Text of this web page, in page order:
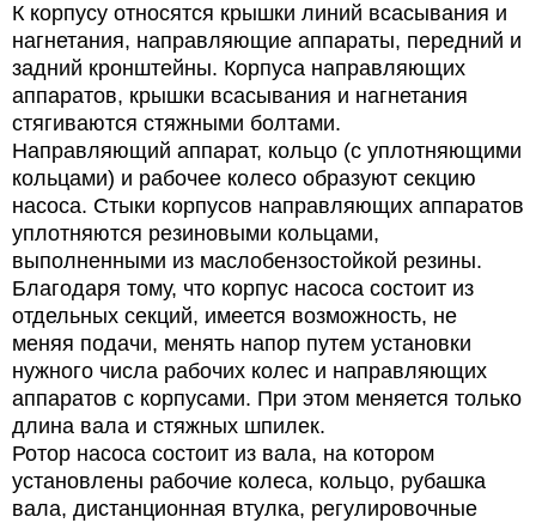
К корпусу относятся крышки линий всасывания и
нагнетания, направляющие аппараты, передний и
задний кронштейны. Корпуса направляющих
аппаратов, крышки всасывания и нагнетания
стягиваются стяжными болтами.
Направляющий аппарат, кольцо (с уплотняющими
кольцами) и рабочее колесо образуют секцию
насоса. Стыки корпусов направляющих аппаратов
уплотняются резиновыми кольцами,
выполненными из маслобензостойкой резины.
Благодаря тому, что корпус насоса состоит из
отдельных секций, имеется возможность, не
меняя подачи, менять напор путем установки
нужного числа рабочих колес и направляющих
аппаратов с корпусами. При этом меняется только
длина вала и стяжных шпилек.
Ротор насоса состоит из вала, на котором
установлены рабочие колеса, кольцо, рубашка
вала, дистанционная втулка, регулировочные